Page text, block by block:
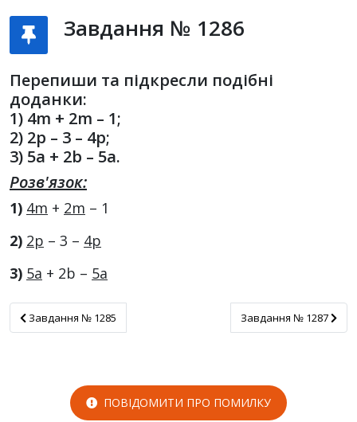
Завдання № 1286
Перепиши та підкресли подібні
доданки:
1) 4m + 2m – 1;
2) 2p – 3 – 4p;
3) 5a + 2b – 5a.
Розв'язок:
1) 4m + 2m – 1
2) 2p – 3 – 4p
3) 5a + 2b – 5a
Завдання № 1285
Завдання № 1285 Завдання № 1287
Завдання № 1287
ПОВІДОМИТИ ПРО ПОМИЛКУ